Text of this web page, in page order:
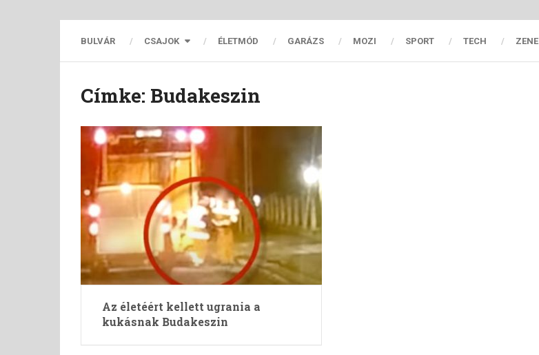
BULVÁR CSAJOK ÉLETMÓD GARÁZS MOZI SPORT TECH ZENE
Címke: Budakeszin
Az életéért kellett ugrania a
kukásnak Budakeszin